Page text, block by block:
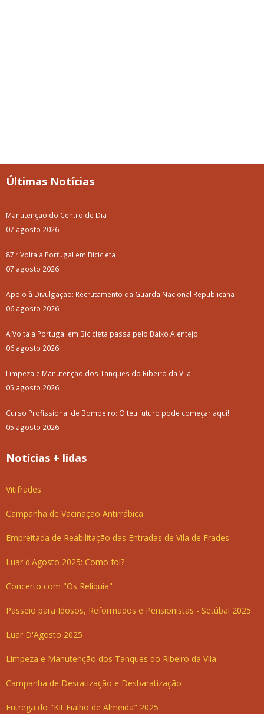
Últimas Notícias
Manutenção do Centro de Dia
07 agosto 2026
87.ª Volta a Portugal em Bicicleta
07 agosto 2026
Apoio à Divulgação: Recrutamento da Guarda Nacional Republicana
06 agosto 2026
A Volta a Portugal em Bicicleta passa pelo Baixo Alentejo
06 agosto 2026
Limpeza e Manutenção dos Tanques do Ribeiro da Vila
05 agosto 2026
Curso Profissional de Bombeiro: O teu futuro pode começar aqui!
05 agosto 2026
Notícias + lidas
Vitifrades
Campanha de Vacinação Antirrábica
Empreitada de Reabilitação das Entradas de Vila de Frades
Luar d'Agosto 2025: Como foi?
Concerto com "Os Relíquia"
Passeio para Idosos, Reformados e Pensionistas - Setúbal 2025
Luar D'Agosto 2025
Limpeza e Manutenção dos Tanques do Ribeiro da Vila
Campanha de Desratização e Desbaratização
Entrega do "Kit Fialho de Almeida" 2025